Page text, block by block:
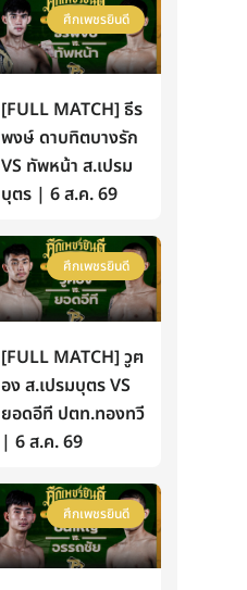
ศึกเพชรยินดี
[FULL MATCH] ธีร
พงษ์ ดาบทิตบางรัก
VS ทัพหน้า ส.เปรม
บุตร | 6 ส.ค. 69
ศึกเพชรยินดี
[FULL MATCH] วูฅ
อง ส.เปรมบุตร VS
ยอดอีที ปตท.ทองทวี
| 6 ส.ค. 69
ศึกเพชรยินดี